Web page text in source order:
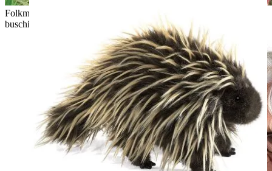
Folkmanis Handpuppe Stinktier mit schwarz-weißem Fell und
buschig aufgestelltem Schwanz, Seitenansicht in Gartenkulisse